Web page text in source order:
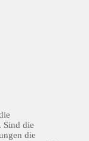
Sind die
die